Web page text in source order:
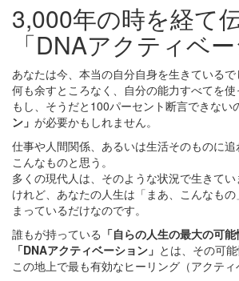
3,000年の時を経て
「DNAアクティベ
あなたは今、本当の自分自身を生きているで
何も余すところなく、自分の能力すべてを
もし、そうだと100パーセント断言できない
ン」 が必要かもしれません。
仕事や人間関係、あるいは生活そのものに
こんなものと思う。
多くの現代人は、そのような状況で生きてい
けれど、あなたの人生は「まあ、こんなも
まっているだけなのです。
誰もが持っている 「自らの人生の最大の可能
「DNAアクティベーション」 とは、その可
この地上で最も有効なヒーリング（アクテ